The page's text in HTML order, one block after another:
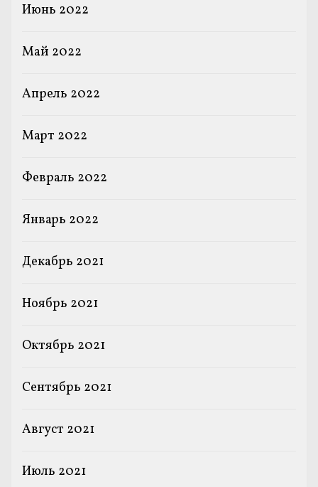
Июнь 2022
Май 2022
Апрель 2022
Март 2022
Февраль 2022
Январь 2022
Декабрь 2021
Ноябрь 2021
Октябрь 2021
Сентябрь 2021
Август 2021
Июль 2021